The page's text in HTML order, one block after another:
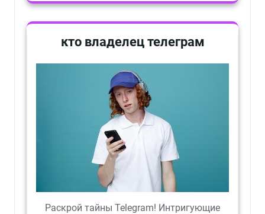
кто владелец телеграм
Раскрой тайны Telegram! Интригующие